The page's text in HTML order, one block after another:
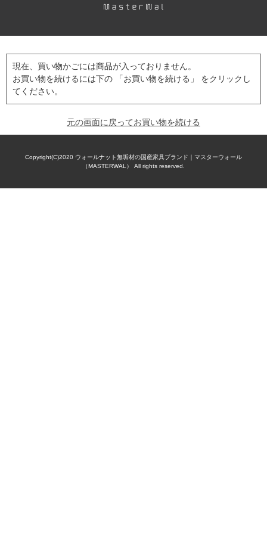
現在、買い物かごには商品が入っておりません。
お買い物を続けるには下の 「お買い物を続ける」 をクリックし
てください。
元の画面に戻ってお買い物を続ける
Copyright(C)2020 ウォールナット無垢材の国産家具ブランド｜マスターウォール
（MASTERWAL） All rights reserved.